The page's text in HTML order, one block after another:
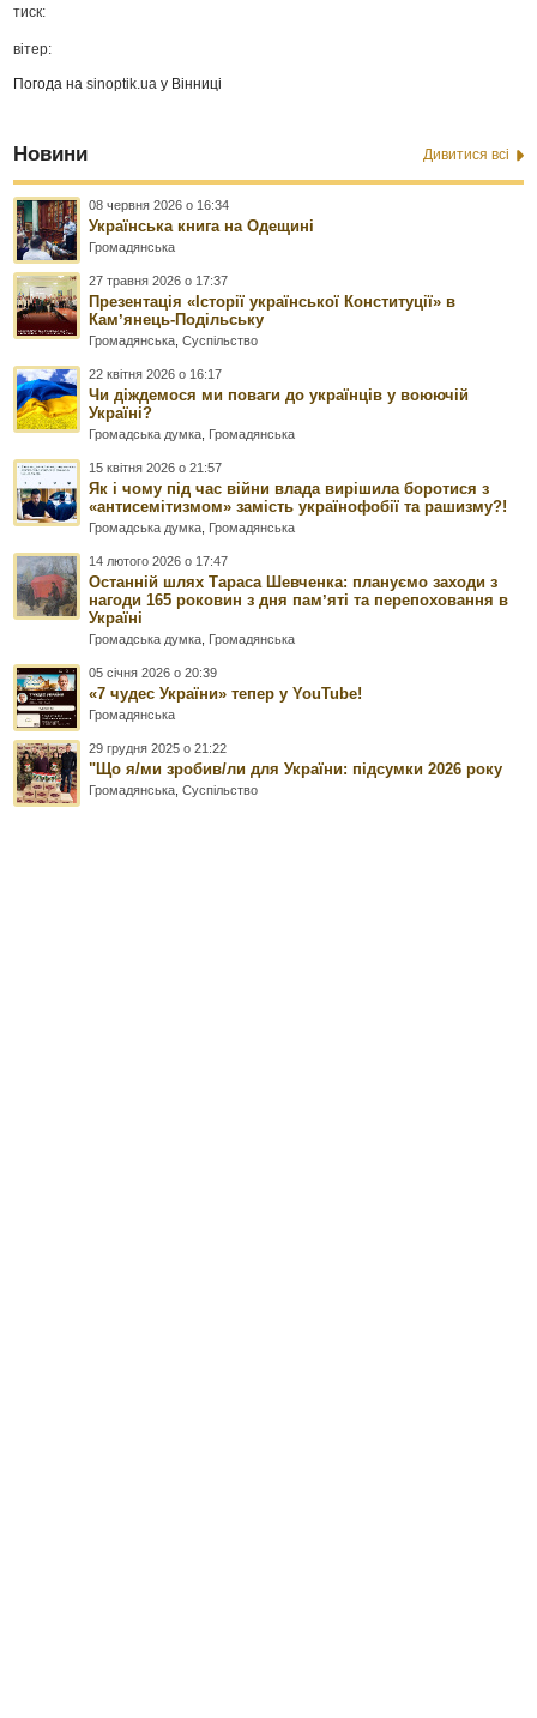
тиск:
вітер:
Погода наsinoptik.ua у Вінниці
Новини Дивитися всі
08 червня 2026 о 16:34
Українська книга на Одещині
Громадянська
27 травня 2026 о 17:37
Презентація «Історії української Конституції» в
Камʼянець-Подільську
Громадянська ,Суспільство
22 квітня 2026 о 16:17
Чи діждемося ми поваги до українців у воюючій
Україні?
Громадська думка Громадянська
15 квітня 2026 о 21:57
Як і чому під час війни влада вирішила боротися з
«антисемітизмом» замість українофобії та рашизму?!
Громадська думка Громадянська
14 лютого 2026 о 17:47
Останній шлях Тараса Шевченка: плануємо заходи з
нагоди 165 роковин з дня памʼяті та перепоховання в
Україні
Громадська думка Громадянська
05 січня 2026 о 20:39
«7 чудес України» тепер у YouTube!
Громадянська
29 грудня 2025 о 21:22
"Що я/ми зробив/ли для України: підсумки 2026 року
Громадянська ,Суспільство